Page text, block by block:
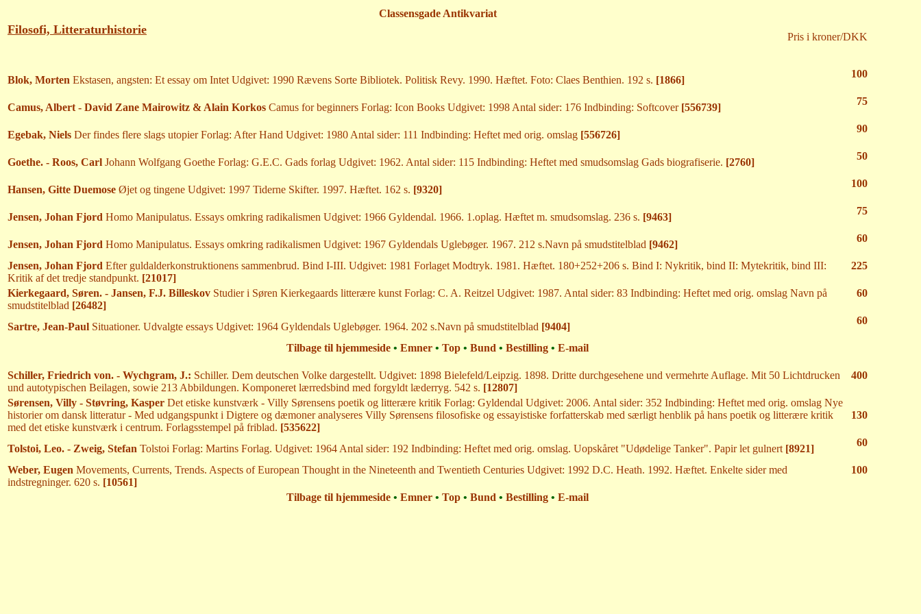
Classensgade Antikvariat
Filosofi, Litteraturhistorie
Pris i kroner/DKK
Blok, Morten Ekstasen, angsten: Et essay om Intet Udgivet: 1990 Rævens Sorte Bibliotek. Politisk Revy. 1990. Hæftet. Foto: Claes Benthien. 192 s. [1866]
100
Camus, Albert - David Zane Mairowitz & Alain Korkos Camus for beginners Forlag: Icon Books Udgivet: 1998 Antal sider: 176 Indbinding: Softcover [556739]
75
Egebak, Niels Der findes flere slags utopier Forlag: After Hand Udgivet: 1980 Antal sider: 111 Indbinding: Heftet med orig. omslag [556726]
90
Goethe. - Roos, Carl Johann Wolfgang Goethe Forlag: G.E.C. Gads forlag Udgivet: 1962. Antal sider: 115 Indbinding: Heftet med smudsomslag Gads biografiserie. [2760]
50
Hansen, Gitte Duemose Øjet og tingene Udgivet: 1997 Tiderne Skifter. 1997. Hæftet. 162 s. [9320]
100
Jensen, Johan Fjord Homo Manipulatus. Essays omkring radikalismen Udgivet: 1966 Gyldendal. 1966. 1.oplag. Hæftet m. smudsomslag. 236 s. [9463]
75
Jensen, Johan Fjord Homo Manipulatus. Essays omkring radikalismen Udgivet: 1967 Gyldendals Uglebøger. 1967. 212 s.Navn på smudstitelblad [9462]
60
Jensen, Johan Fjord Efter guldalderkonstruktionens sammenbrud. Bind I-III. Udgivet: 1981 Forlaget Modtryk. 1981. Hæftet. 180+252+206 s. Bind I: Nykritik, bind II: Mytekritik, bind III:
Kritik af det tredje standpunkt. [21017]
225
Kierkegaard, Søren. - Jansen, F.J. Billeskov Studier i Søren Kierkegaards litterære kunst Forlag: C. A. Reitzel Udgivet: 1987. Antal sider: 83 Indbinding: Heftet med orig. omslag Navn på
smudstitelblad [26482]
60
Sartre, Jean-Paul Situationer. Udvalgte essays Udgivet: 1964 Gyldendals Uglebøger. 1964. 202 s.Navn på smudstitelblad [9404]
60
Tilbage til hjemmeside • Emner • Top • Bund • Bestilling • E-mail
Schiller, Friedrich von. - Wychgram, J.: Schiller. Dem deutschen Volke dargestellt. Udgivet: 1898 Bielefeld/Leipzig. 1898. Dritte durchgesehene und vermehrte Auflage. Mit 50 Lichtdrucken
und autotypischen Beilagen, sowie 213 Abbildungen. Komponeret lærredsbind med forgyldt læderryg. 542 s. [12807]
400
Sørensen, Villy - Støvring, Kasper Det etiske kunstværk - Villy Sørensens poetik og litterære kritik Forlag: Gyldendal Udgivet: 2006. Antal sider: 352 Indbinding: Heftet med orig. omslag Nye
historier om dansk litteratur - Med udgangspunkt i Digtere og dæmoner analyseres Villy Sørensens filosofiske og essayistiske forfatterskab med særligt henblik på hans poetik og litterære kritik
med det etiske kunstværk i centrum. Forlagsstempel på friblad. [535622]
130
Tolstoi, Leo. - Zweig, Stefan Tolstoi Forlag: Martins Forlag. Udgivet: 1964 Antal sider: 192 Indbinding: Heftet med orig. omslag. Uopskåret "Udødelige Tanker". Papir let gulnert [8921]
60
Weber, Eugen Movements, Currents, Trends. Aspects of European Thought in the Nineteenth and Twentieth Centuries Udgivet: 1992 D.C. Heath. 1992. Hæftet. Enkelte sider med
indstregninger. 620 s. [10561]
100
Tilbage til hjemmeside • Emner • Top • Bund • Bestilling • E-mail